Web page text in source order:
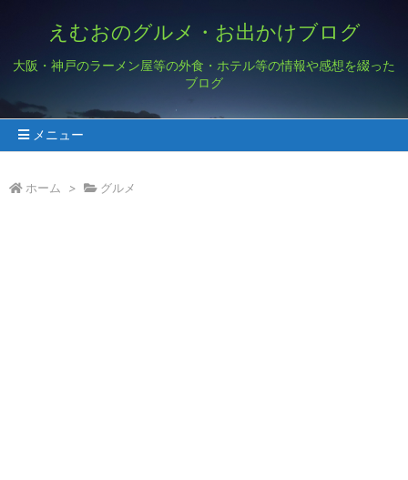
えむおのグルメ・お出かけブログ
大阪・神戸のラーメン屋等の外食・ホテル等の情報や感想を綴った
ブログ
メニュー
ホーム > グルメ